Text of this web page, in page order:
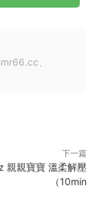
、
下一篇
親親寶寶 溫柔解壓
（10min